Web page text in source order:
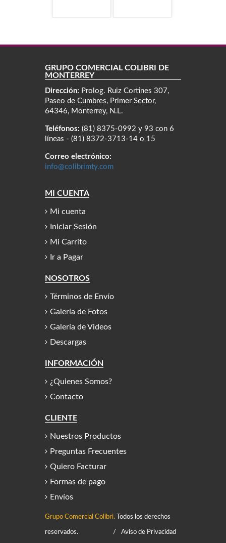
GRUPO COMERCIAL COLIBRÍ DE
MONTERREY
Dirección: Prolog. Ruiz Cortines 307,
Paseo de Cumbres, Primer Sector,
64346, Monterrey, N.L.
Teléfonos: (81) 8375-0992 y 93 con 6
líneas - (81) 8372-3713-14 o 15
Correo electrónico:
info@colibrimty.com
MI CUENTA
Mi cuenta
Iniciar Sesión
Mi Carrito
Ir a Pagar
NOSOTROS
Términos de Envío
Galería de Fotos
Galería de Videos
Descargas
INFORMACIÓN
¿Quienes Somos?
Contacto
CLIENTE
Nuestros Productos
Preguntas Frecuentes
Quiero Facturar
Formas de pago
Envíos
Grupo Comercial Colibri. Todos los derechos
reservados. Aviso de Privacidad
/